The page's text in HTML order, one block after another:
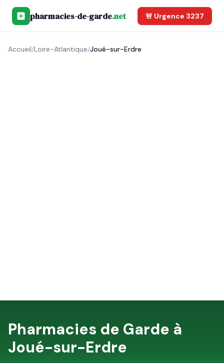
pharmacies-de-garde.net 🚨 Urgence 3237
Accueil/Loire-Atlantique/Joué-sur-Erdre
Pharmacies de Garde à
Joué-sur-Erdre